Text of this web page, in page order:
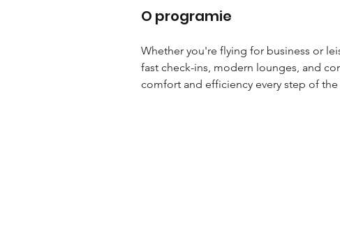
O programie
Whether you're flying for business or
fast check-ins, modern lounges, and
comfort and efficiency every step of the